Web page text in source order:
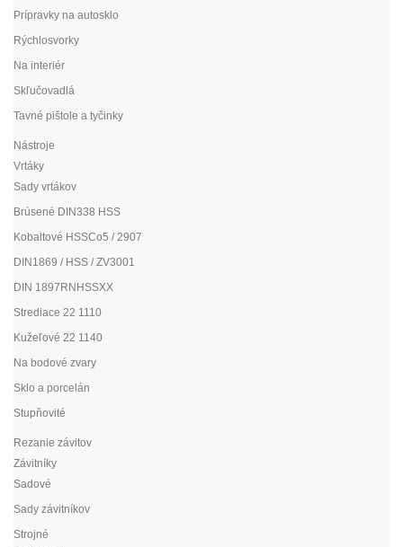
Prípravky na autosklo
Rýchlosvorky
Na interiér
Skľučovadlá
Tavné pištole a tyčinky
Nástroje
Vrtáky
Sady vrtákov
Brúsené DIN338 HSS
Kobaltové HSSCo5 / 2907
DIN1869 / HSS / ZV3001
DIN 1897RNHSSXX
Strediace 22 1110
Kužeľové 22 1140
Na bodové zvary
Sklo a porcelán
Stupňovité
Rezanie závitov
Závitníky
Sadové
Sady závitníkov
Strojné